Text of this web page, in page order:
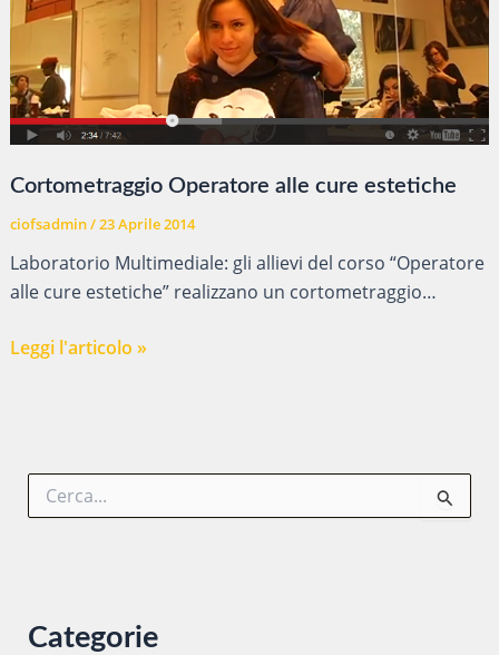
Cortometraggio Operatore alle cure estetiche
ciofsadmin/23 Aprile 2014
Laboratorio Multimediale: gli allievi del corso “Operatore
alle cure estetiche” realizzano un cortometraggio…
Cortometraggio
Leggi l'articolo »
Categorie